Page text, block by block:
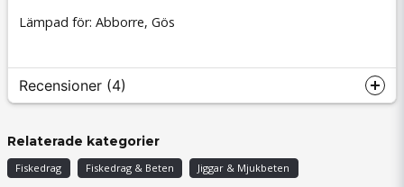
Lämpad för: Abborre, Gös
Recensioner (4)
Kjell
Relaterade kategorier
Fiskedrag Fiskedrag & Beten Jiggar & Mjukbeten